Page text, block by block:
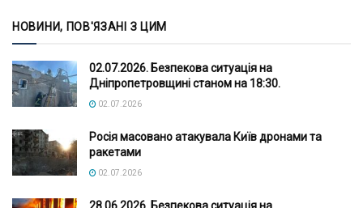
НОВИНИ, ПОВ'ЯЗАНІ З ЦИМ
02.07.2026. Безпекова ситуація на
Дніпропетровщині станом на 18:30.
02.07.2026
Росія масовано атакувала Київ дронами та
ракетами
02.07.2026